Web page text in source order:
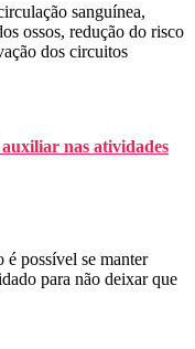
sanguínea,
ossos, redução do risco
dos circuitos
nas atividades
é possível se manter
para não deixar que